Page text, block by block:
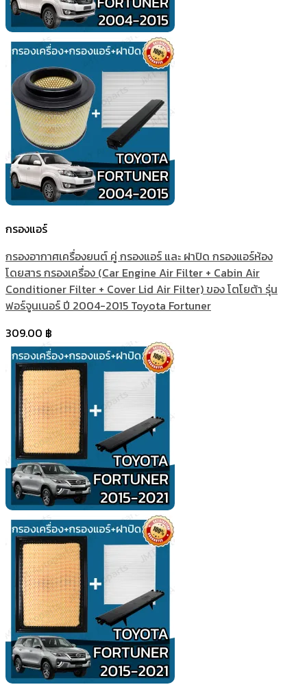
กรองแอร์
กรองอากาศเครื่องยนต์ คู่ กรองแอร์ และ ฝาปิด กรองแอร์ห้อง
โดยสาร กรองเครื่อง (Car Engine Air Filter + Cabin Air
Conditioner Filter + Cover Lid Air Filter) ของ โตโยต้า รุ่น
ฟอร์จูนเนอร์ ปี 2004-2015 Toyota Fortuner
309.00 ฿